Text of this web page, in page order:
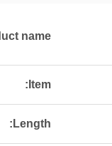
name:
Item:
Length: